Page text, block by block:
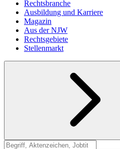
Rechtsbranche
Ausbildung und Karriere
Magazin
Aus der NJW
Rechtsgebiete
Stellenmarkt
Suche